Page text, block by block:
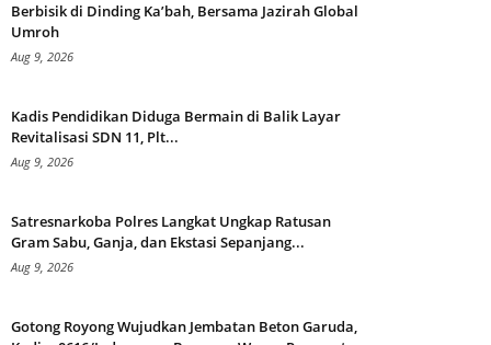
Berbisik di Dinding Ka’bah, Bersama Jazirah Global
Umroh
Aug 9, 2026
Kadis Pendidikan Diduga Bermain di Balik Layar
Revitalisasi SDN 11, Plt...
Aug 9, 2026
Satresnarkoba Polres Langkat Ungkap Ratusan
Gram Sabu, Ganja, dan Ekstasi Sepanjang...
Aug 9, 2026
Gotong Royong Wujudkan Jembatan Beton Garuda,